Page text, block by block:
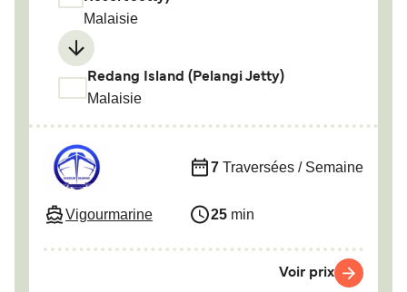
Malaisie
Redang Island (Pelangi Jetty)
Malaisie
Vigourmarine
7 Traversées / Semaine
25 min
Voir prix